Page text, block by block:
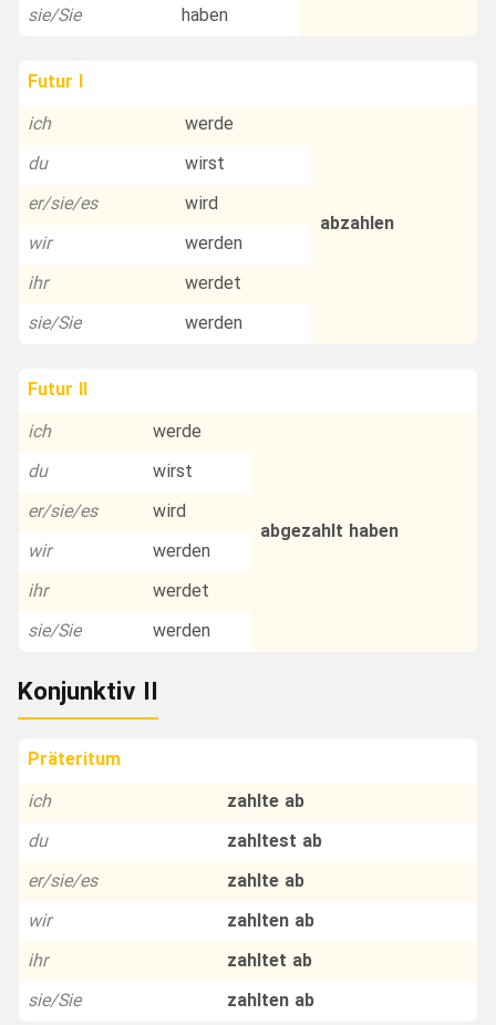
sie/Sie
haben
Futur I
ich
werde
abzahlen
du
wirst
er/sie/es
wird
wir
werden
ihr
werdet
sie/Sie
werden
Futur II
ich
werde
abgezahlt haben
du
wirst
er/sie/es
wird
wir
werden
ihr
werdet
sie/Sie
werden
Konjunktiv II
Präteritum
ich
zahlte ab
du
zahltest ab
er/sie/es
zahlte ab
wir
zahlten ab
ihr
zahltet ab
sie/Sie
zahlten ab